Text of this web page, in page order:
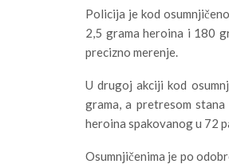
Policija je kod
2,5 grama heroina i 180
precizno merenje.
U drugoj akciji kod
grama, a pretresom
heroina spakovanog u 72
Osumnjičenima je po